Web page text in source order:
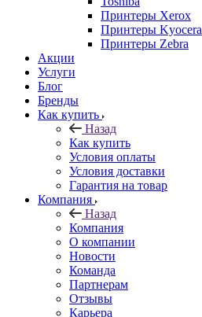
Принтеры Xerox
Принтеры Kyocera
Принтеры Zebra
Акции
Услуги
Блог
Бренды
Как купить
Назад
Как купить
Условия оплаты
Условия доставки
Гарантия на товар
Компания
Назад
Компания
О компании
Новости
Команда
Партнерам
Отзывы
Карьера